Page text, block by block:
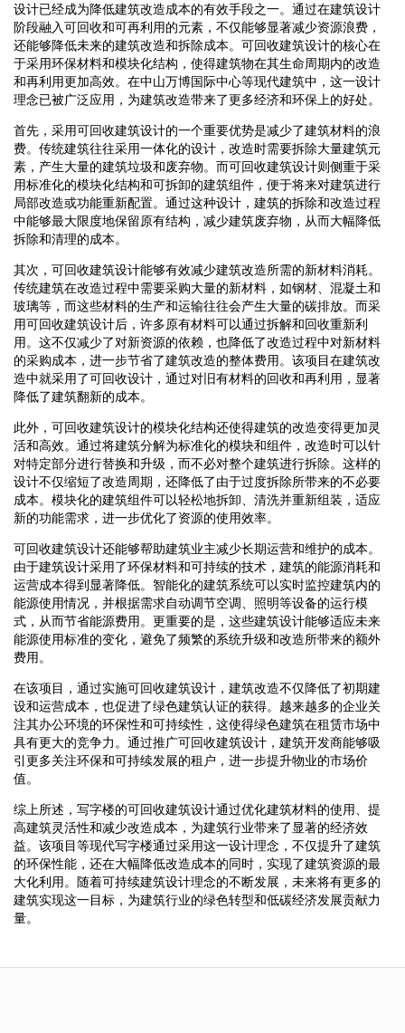
设计已经成为降低建筑改造成本的有效手段之一。通过在建筑设计
阶段融入可回收和可再利用的元素，不仅能够显著减少资源浪费，
还能够降低未来的建筑改造和拆除成本。可回收建筑设计的核心在
于采用环保材料和模块化结构，使得建筑物在其生命周期内的改造
和再利用更加高效。在中山万博国际中心等现代建筑中，这一设计
理念已被广泛应用，为建筑改造带来了更多经济和环保上的好处。
首先，采用可回收建筑设计的一个重要优势是减少了建筑材料的浪
费。传统建筑往往采用一体化的设计，改造时需要拆除大量建筑元
素，产生大量的建筑垃圾和废弃物。而可回收建筑设计则侧重于采
用标准化的模块化结构和可拆卸的建筑组件，便于将来对建筑进行
局部改造或功能重新配置。通过这种设计，建筑的拆除和改造过程
中能够最大限度地保留原有结构，减少建筑废弃物，从而大幅降低
拆除和清理的成本。
其次，可回收建筑设计能够有效减少建筑改造所需的新材料消耗。
传统建筑在改造过程中需要采购大量的新材料，如钢材、混凝土和
玻璃等，而这些材料的生产和运输往往会产生大量的碳排放。而采
用可回收建筑设计后，许多原有材料可以通过拆解和回收重新利
用。这不仅减少了对新资源的依赖，也降低了改造过程中对新材料
的采购成本，进一步节省了建筑改造的整体费用。该项目在建筑改
造中就采用了可回收设计，通过对旧有材料的回收和再利用，显著
降低了建筑翻新的成本。
此外，可回收建筑设计的模块化结构还使得建筑的改造变得更加灵
活和高效。通过将建筑分解为标准化的模块和组件，改造时可以针
对特定部分进行替换和升级，而不必对整个建筑进行拆除。这样的
设计不仅缩短了改造周期，还降低了由于过度拆除所带来的不必要
成本。模块化的建筑组件可以轻松地拆卸、清洗并重新组装，适应
新的功能需求，进一步优化了资源的使用效率。
可回收建筑设计还能够帮助建筑业主减少长期运营和维护的成本。
由于建筑设计采用了环保材料和可持续的技术，建筑的能源消耗和
运营成本得到显著降低。智能化的建筑系统可以实时监控建筑内的
能源使用情况，并根据需求自动调节空调、照明等设备的运行模
式，从而节省能源费用。更重要的是，这些建筑设计能够适应未来
能源使用标准的变化，避免了频繁的系统升级和改造所带来的额外
费用。
在该项目，通过实施可回收建筑设计，建筑改造不仅降低了初期建
设和运营成本，也促进了绿色建筑认证的获得。越来越多的企业关
注其办公环境的环保性和可持续性，这使得绿色建筑在租赁市场中
具有更大的竞争力。通过推广可回收建筑设计，建筑开发商能够吸
引更多关注环保和可持续发展的租户，进一步提升物业的市场价
值。
综上所述，写字楼的可回收建筑设计通过优化建筑材料的使用、提
高建筑灵活性和减少改造成本，为建筑行业带来了显著的经济效
益。该项目等现代写字楼通过采用这一设计理念，不仅提升了建筑
的环保性能，还在大幅降低改造成本的同时，实现了建筑资源的最
大化利用。随着可持续建筑设计理念的不断发展，未来将有更多的
建筑实现这一目标，为建筑行业的绿色转型和低碳经济发展贡献力
量。